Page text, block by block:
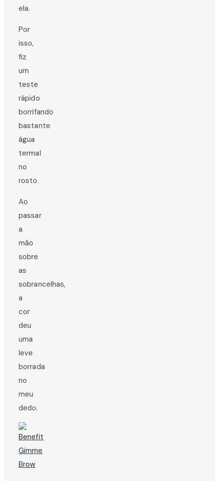
ela.
Por
isso,
fiz
um
teste
rápido
borrifando
bastante
água
termal
no
rosto.
Ao
passar
a
mão
sobre
as
sobrancelhas,
a
cor
deu
uma
leve
borrada
no
meu
dedo.